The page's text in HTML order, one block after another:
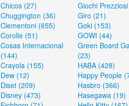
Chicos (27)
Chuggington (36)
Clementoni (655)
Corolle (51)
Cosas Internacional
(144)
Crayola (155)
Dew (12)
Diset (209)
Disney (473)
Giochi
Giro (21)
Goki (153)
GOWI (44)
Green Board
(23)
HABA (428)
Happy People
Hasbro (366)
Hasegawa (19)